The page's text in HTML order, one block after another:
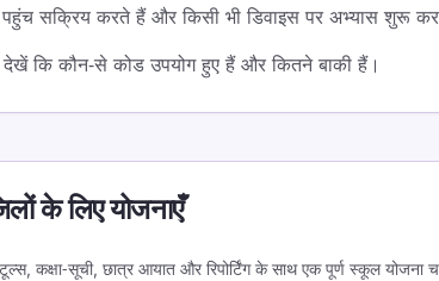
पहुंच सक्रिय करते हैं और किसी भी डिवाइस पर अभ्यास शुरू
देखें कि कौन‑से कोड उपयोग हुए हैं और कितने बाकी हैं।
के लिए योजनाएँ
कक्षा‑सूची, छात्र आयात और रिपोर्टिंग के साथ एक पूर्ण स्कूल योजना